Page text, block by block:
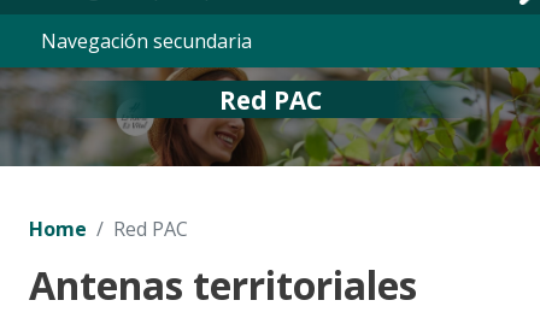
Navegación secundaria
Red PAC
Home Red PAC
Antenas territoriales